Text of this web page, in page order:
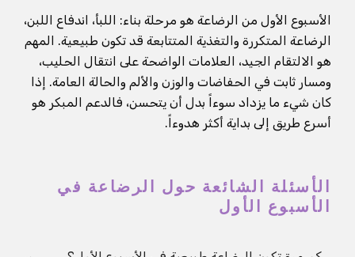
الأسبوع الأول من الرضاعة هو مرحلة بناء: اللبأ، اندفاع اللبن،
الرضاعة المتكررة والتغذية المتتابعة قد تكون طبيعية. المهم
هو الالتقام الجيد، العلامات الواضحة على انتقال الحليب،
ومسار ثابت في الحفاضات والوزن والألم والحالة العامة. إذا
كان شيء ما يزداد سوءاً بدل أن يتحسن، فالدعم المبكر هو
أسرع طريق إلى بداية أكثر هدوءاً.
الأسئلة الشائعة حول الرضاعة في
الأسبوع الأول